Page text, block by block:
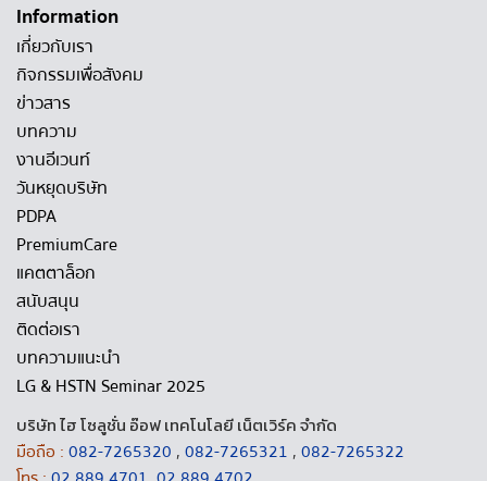
Information
เกี่ยวกับเรา
กิจกรรมเพื่อสังคม
ข่าวสาร
บทความ
งานอีเวนท์
วันหยุดบริษัท
PDPA
PremiumCare
แคตตาล็อก
สนับสนุน
ติดต่อเรา
บทความแนะนำ
LG & HSTN Seminar 2025
บริษัท ไฮ โซลูชั่น อ๊อฟ เทคโนโลยี เน็ตเวิร์ค จำกัด
มือถือ : 082-7265320 , 082-7265321 , 082-7265322